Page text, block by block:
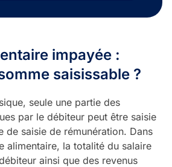
impayée :
saisissable ?
seule une partie des
par le débiteur peut être saisie
de saisie de rémunération. Dans
alimentaire, la totalité du salaire
ainsi que des revenus